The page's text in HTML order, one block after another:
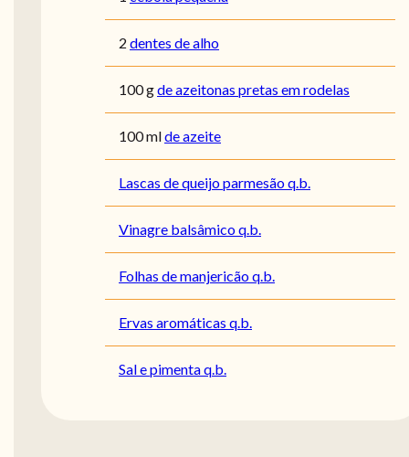
2 dentes de alho
100gde azeitonas pretas em rodelas
100mlde azeite
Lascas de queijo parmesão q.b.
Vinagre balsâmico q.b.
Folhas de manjericão q.b.
Ervas aromáticas q.b.
Sal e pimenta q.b.